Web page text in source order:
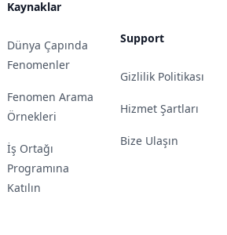
Kaynaklar
Dünya Çapında
Fenomenler
Fenomen Arama
Örnekleri
İş Ortağı
Programına
Katılın
Support
Gizlilik Politikası
Hizmet Şartları
Bize Ulaşın